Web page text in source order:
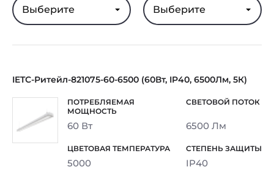
Выберите Выберите
IETC-Ритейл-821075-60-6500 (60Вт, IP40, 6500Лм, 5К)
60 Вт 6500 Лм
5000 IP40